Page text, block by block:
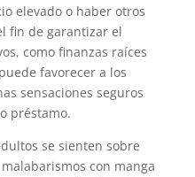
elevado o haber otros
fin de garantizar el
como finanzas raíces
favorecer a los
sensaciones seguros
préstamo.
se sienten sobre
con manga